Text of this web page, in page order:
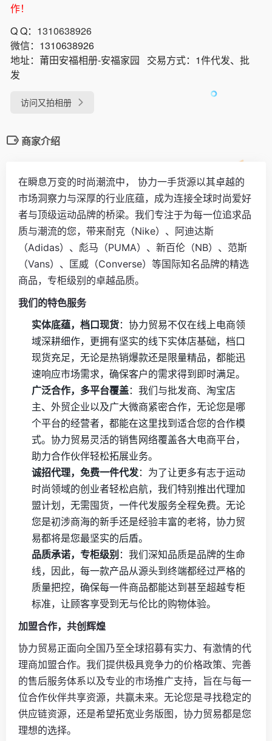
作！
Q Q： 1310638926
微信： 1310638926
地址： 莆田安福相册-安福家园 交易方式： 1件代发、批
发
访问又拍相册
商家介绍
在瞬息万变的时尚潮流中， 协力一手货源以其卓越的
市场洞察力与深厚的行业底蕴，成为连接全球时尚爱好
者与顶级运动品牌的桥梁。我们专注于为每一位追求品
质与潮流的您，带来耐克（Nike）、阿迪达斯
（Adidas）、彪马（PUMA）、新百伦（NB）、范斯
（Vans）、匡威（Converse）等国际知名品牌的精选
商品，专柜级别的卓越品质。
我们的特色服务
实体底蕴，档口现货：协力贸易不仅在线上电商领
域深耕细作，更拥有坚实的线下实体店基础，档口
现货充足，无论是热销爆款还是限量精品，都能迅
速响应市场需求，确保客户的需求得到即时满足。
广泛合作，多平台覆盖：我们与批发商、淘宝店
主、外贸企业以及广大微商紧密合作，无论您是哪
个平台的经营者，都能在这里找到适合您的合作模
式。协力贸易灵活的销售网络覆盖各大电商平台，
助力合作伙伴轻松拓展业务。
诚招代理，免费一件代发：为了让更多有志于运动
时尚领域的创业者轻松启航，我们特别推出代理加
盟计划，无需囤货，一件代发服务全程免费。无论
您是初涉商海的新手还是经验丰富的老将，协力贸
易都将是您最坚实的后盾。
品质承诺，专柜级别 ：我们深知品质是品牌的生命
线，因此，每一款产品从源头到终端都经过严格的
质量把控，确保每一件商品都能达到甚至超越专柜
标准，让顾客享受到无与伦比的购物体验。
加盟合作，共创辉煌
协力贸易正面向全国乃至全球招募有实力、有激情的代
理商加盟合作。我们提供极具竞争力的价格政策、完善
的售后服务体系以及专业的市场推广支持，旨在与每一
位合作伙伴共享资源，共赢未来。无论您是寻找稳定的
供应链资源，还是希望拓宽业务版图，协力贸易都是您
理想的选择。